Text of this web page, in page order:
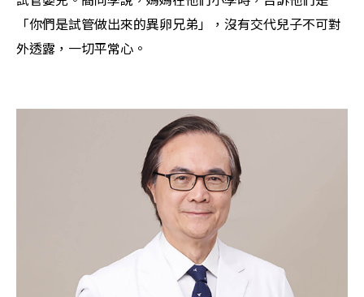
「你們是試管做出來的異卵兄弟」，沒有交代兒子不可對
外透露，一切平常心。